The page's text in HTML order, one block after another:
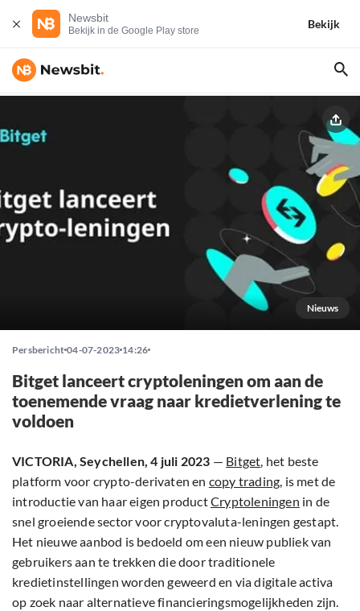
Newsbit
Bekijk in de Google Play store
Bekijk
Nieuws
Persbericht 04-07-2023 14:26
Bitget lanceert cryptoleningen om aan de
toenemende vraag naar kredietverlening te
voldoen
VICTORIA, Seychellen, 4 juli 2023 — Bitget, het beste
platform voor crypto-derivaten en copy trading, is met de
introductie van haar eigen productCryptoleningen in de
snel groeiende sector voor cryptovaluta-leningen gestapt.
Het nieuwe aanbod is bedoeld om een nieuw publiek van
gebruikers aan te trekken die door traditionele
kredietinstellingen worden geweerd en via digitale activa
op zoek naar alternatieve financieringsmogelijkheden zijn.